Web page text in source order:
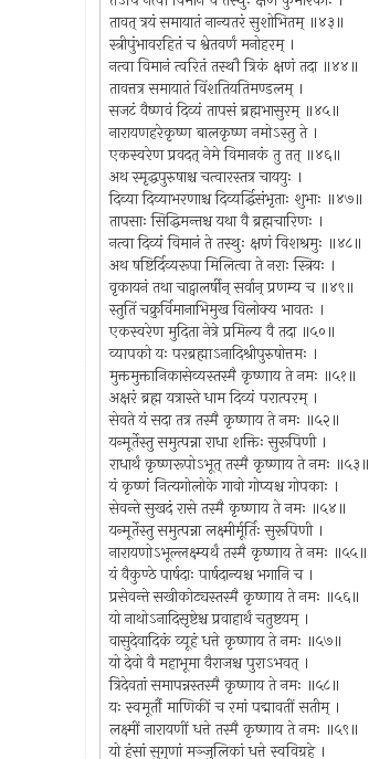
तावत् त्रयं समायातं नान्यतरं सुशोभितम् ॥४३॥
स्त्रीपुंभावरहितं च श्वेतवर्णं मनोहरम् ।
नत्वा विमानं त्वरितं तस्थौ त्रिकं क्षणं तदा ॥४४॥
तावत्तत्र समायातं विंशतियतिमण्डलम् ।
सजटं वैष्णवं दिव्यं तापसं ब्रह्मभासुरम् ॥४५॥
नारायणहरेकृष्ण बालकृष्ण नमोऽस्तु ते ।
एकस्वरेण प्रवदत् नेमे विमानकं तु तत् ॥४६॥
अथ स्मृद्धपुरुषाश्च चत्वारस्तत्र चाययुः ।
दिव्या दिव्याभरणाश्च दिव्यर्द्धिसंभृताः शुभाः ॥४७॥
तापसाः सिद्धिमन्तश्च यथा वै ब्रह्मचारिणः ।
नत्वा दिव्यं विमानं ते तस्थुः क्षणं विशश्रमुः ॥४८॥
अथ षष्टिर्दिव्यरूपा मिलित्वा ते नराः स्त्रियः ।
वृकायनं तथा चाट्वालर्षीन् सर्वान् प्रणम्य च ॥४९॥
स्तुतिं चक्रुर्विमानाभिमुख विलोक्य भावतः ।
एकस्वरेण मुदिता नेत्रे प्रमिल्य वै तदा ॥५०॥
व्यापको यः परब्रह्माऽनादिश्रीपुरुषोत्तमः ।
मुक्तमुक्तानिकासेव्यस्तस्मै कृष्णाय ते नमः ॥५१॥
अक्षरं ब्रह्म यत्रास्ते धाम दिव्यं परात्परम् ।
सेवते यं सदा तत्र तस्मै कृष्णाय ते नमः ॥५२॥
यन्मूर्तेस्तु समुत्पन्ना राधा शक्तिः सुरूपिणी ।
राधार्थं कृष्णरूपोऽभूत् तस्मै कृष्णाय ते नमः ॥५३॥
यं कृष्णं नित्यगोलोके गावो गोप्यश्च गोपकाः ।
सेवन्ते सुखदं रासे तस्मै कृष्णाय ते नमः ॥५४॥
यन्मूर्तेस्तु समुत्पन्ना लक्ष्मीर्मूर्तिः सुरूपिणी ।
नारायणोऽभूल्लक्ष्म्यर्थं तस्मै कृष्णाय ते नमः ॥५५॥
यं वैकुण्ठे पार्षदाः पार्षदान्यश्च भगानि च ।
प्रसेवन्ते सखीकोट्यस्तस्मै कृष्णाय ते नमः ॥५६॥
यो नाथोऽनादिसृष्टेश्च प्रवाहार्थं चतुष्टयम् ।
वासुदेवादिकं व्यूहं धत्ते कृष्णाय ते नमः ॥५७॥
यो देवो वै महाभूमा वैराजश्च पुराऽभवत् ।
त्रिदेवतां समापन्नस्तस्मै कृष्णाय ते नमः ॥५८॥
यः स्वमूर्तौ माणिकीं च रमां पद्मावतीं सतीम् ।
लक्ष्मीं नारायणीं धत्ते तस्मै कृष्णाय ते नमः ॥५९॥
यो हंसां सुगुणां मञ्जुलिकां धत्ते स्वविग्रहे ।